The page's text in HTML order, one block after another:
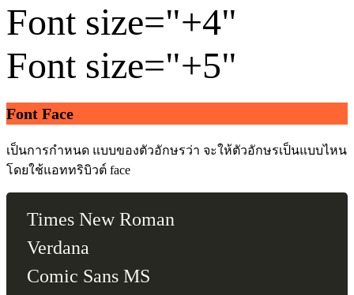
Font size="+4"
Font size="+5"
Font Face
เป็นการกำหนด แบบของตัวอักษรว่า จะให้ตัวอักษรเป็นแบบไหน
โดยใช้แอททริบิวต์ face
Times New Roman
Verdana
Comic Sans MS